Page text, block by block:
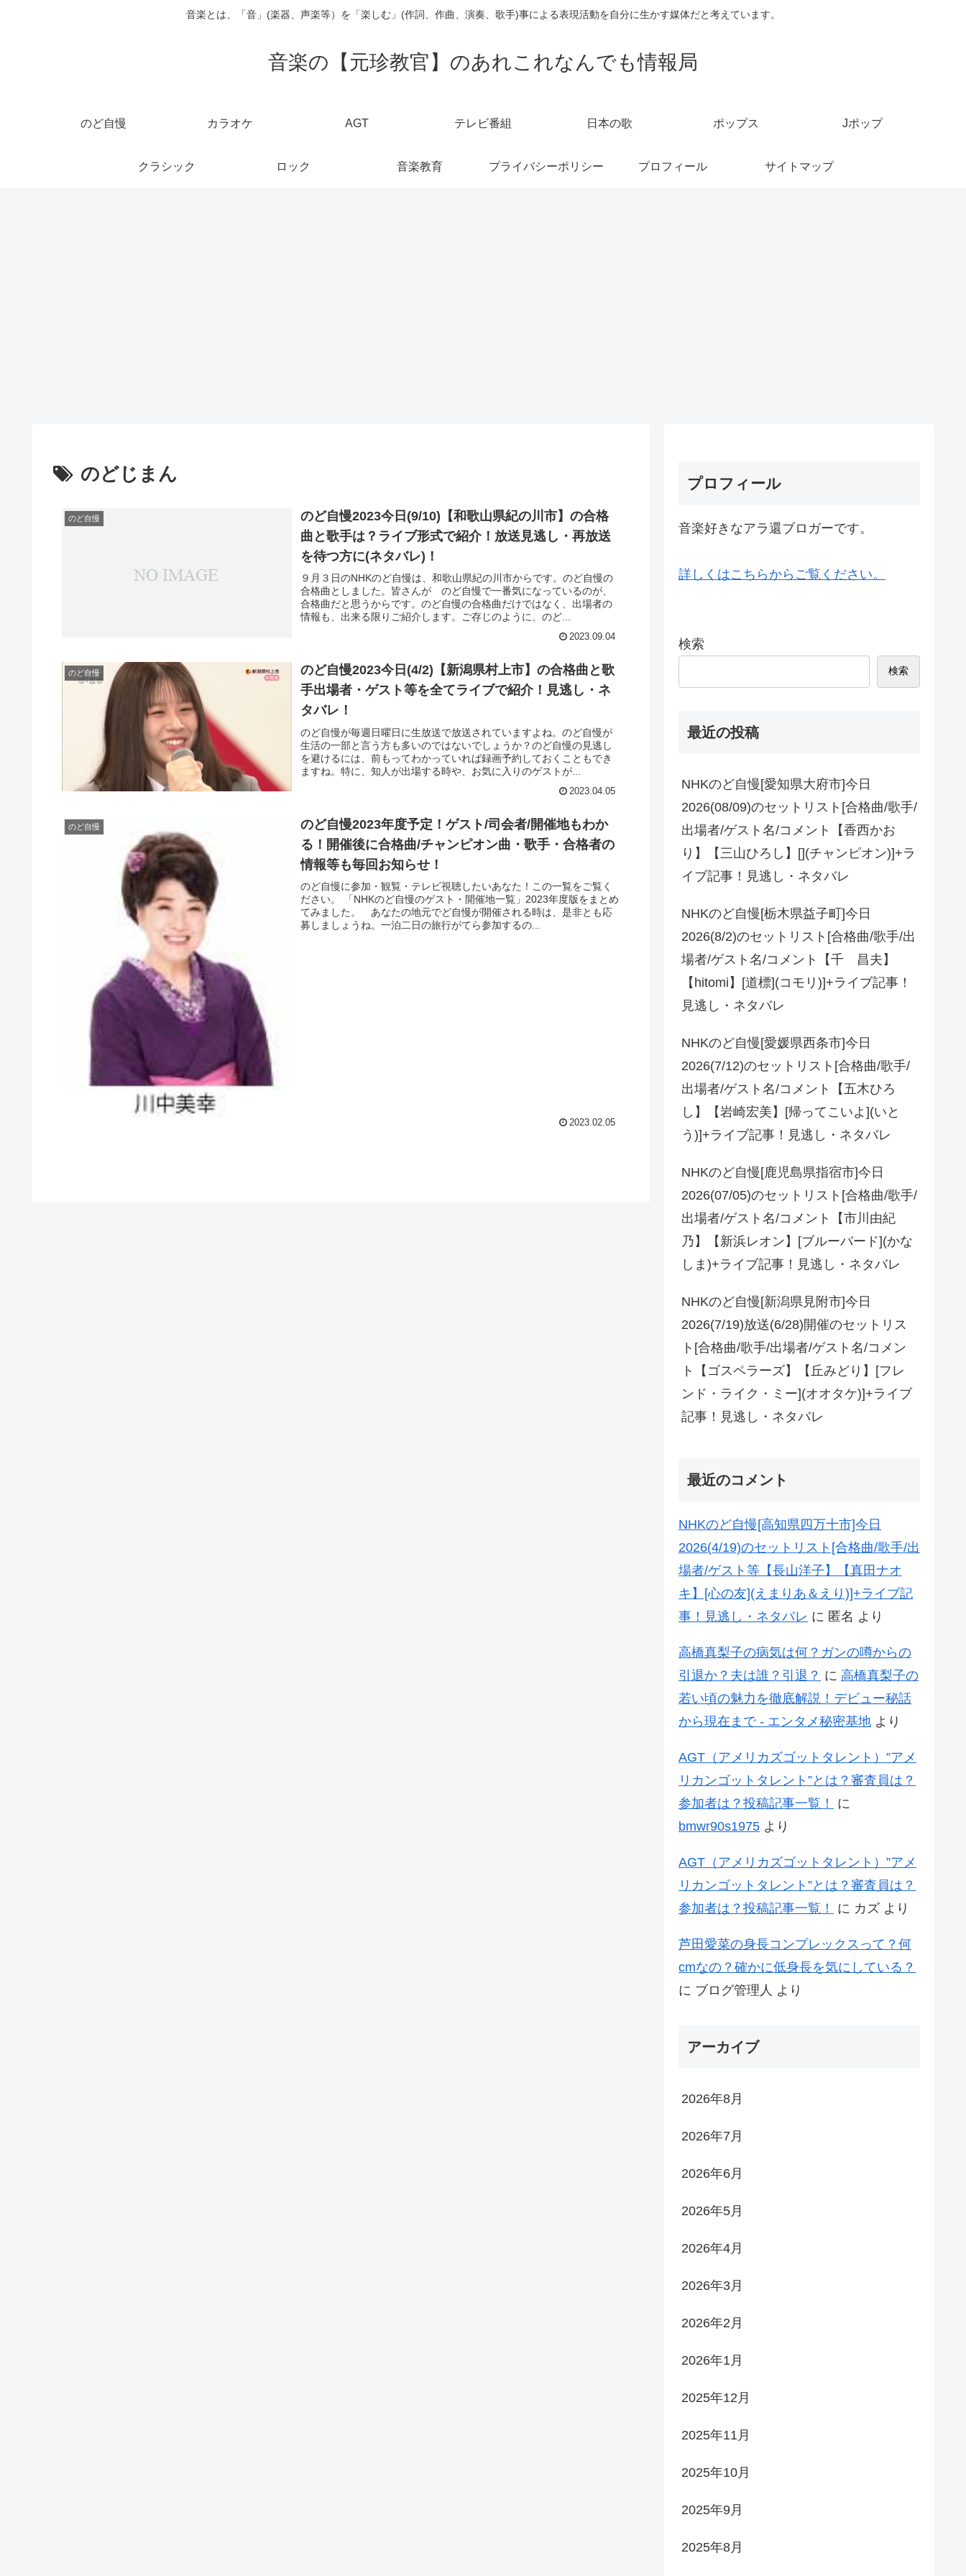
音楽とは、「音」(楽器、声楽等）を「楽しむ」(作詞、作曲、演奏、歌手)事による表現活動を自分に生かす媒体だと考えています。
音楽の【元珍教官】のあれこれなんでも情報局
のど自慢 カラオケ AGT テレビ番組 日本の歌 ポップス Jポップ
クラシック ロック 音楽教育 プライバシーポリシー プロフィール サイトマップ
のどじまん
のど自慢
のど自慢2023今日(9/10)【和歌山県紀の川市】の合格
曲と歌手は？ライブ形式で紹介！放送見逃し・再放送
を待つ方に(ネタバレ)！
９月３日のNHKのど自慢は、和歌山県紀の川市からです。のど自慢の
合格曲としました。皆さんが のど自慢で一番気になっているのが、
合格曲だと思うからです。のど自慢の合格曲だけではなく、出場者の
情報も、出来る限りご紹介します。ご存じのように、のど...
2023.09.04
のど自慢
のど自慢2023今日(4/2)【新潟県村上市】の合格曲と歌
手出場者・ゲスト等を全てライブで紹介！見逃し・ネ
タバレ！
のど自慢が毎週日曜日に生放送で放送されていますよね。のど自慢が
生活の一部と言う方も多いのではないでしょうか？のど自慢の見逃し
を避けるには、前もってわかっていれば録画予約しておくこともでき
ますね。特に、知人が出場する時や、お気に入りのゲストが...
2023.04.05
のど自慢
のど自慢2023年度予定！ゲスト/司会者/開催地もわか
る！開催後に合格曲/チャンピオン曲・歌手・合格者の
情報等も毎回お知らせ！
のど自慢に参加・観覧・テレビ視聴したいあなた！この一覧をご覧く
ださい。 「NHKのど自慢のゲスト・開催地一覧」2023年度版をまとめ
てみました。 あなたの地元でど自慢が開催される時は、是非とも応
募しましょうね。一泊二日の旅行がてら参加するの...
2023.02.05
プロフィール
音楽好きなアラ還ブロガーです。
詳しくはこちらからご覧ください。
検索
検索
最近の投稿
NHKのど自慢[愛知県大府市]今日
2026(08/09)のセットリスト[合格曲/歌手/
出場者/ゲスト名/コメント【香西かお
り】【三山ひろし】[](チャンピオン)]+ラ
イブ記事！見逃し・ネタバレ
NHKのど自慢[栃木県益子町]今日
2026(8/2)のセットリスト[合格曲/歌手/出
場者/ゲスト名/コメント【千 昌夫】
【hitomi】[道標](コモリ)]+ライブ記事！
見逃し・ネタバレ
NHKのど自慢[愛媛県西条市]今日
2026(7/12)のセットリスト[合格曲/歌手/
出場者/ゲスト名/コメント【五木ひろ
し】【岩崎宏美】[帰ってこいよ](いと
う)]+ライブ記事！見逃し・ネタバレ
NHKのど自慢[鹿児島県指宿市]今日
2026(07/05)のセットリスト[合格曲/歌手/
出場者/ゲスト名/コメント【市川由紀
乃】【新浜レオン】[ブルーバード](かな
しま)+ライブ記事！見逃し・ネタバレ
NHKのど自慢[新潟県見附市]今日
2026(7/19)放送(6/28)開催のセットリス
ト[合格曲/歌手/出場者/ゲスト名/コメン
ト【ゴスペラーズ】【丘みどり】[フレ
ンド・ライク・ミー](オオタケ)]+ライブ
記事！見逃し・ネタバレ
最近のコメント
NHKのど自慢[高知県四万十市]今日
2026(4/19)のセットリスト[合格曲/歌手/出
場者/ゲスト等【長山洋子】【真田ナオ
キ】[心の友](えまりあ＆えり)]+ライブ記
事！見逃し・ネタバレ に 匿名 より
高橋真梨子の病気は何？ガンの噂からの
引退か？夫は誰？引退？ に 高橋真梨子の
若い頃の魅力を徹底解説！デビュー秘話
から現在まで - エンタメ秘密基地 より
AGT（アメリカズゴットタレント）”アメ
リカンゴットタレント”とは？審査員は？
参加者は？投稿記事一覧！
に
bmwr90s1975 より
AGT（アメリカズゴットタレント）”アメ
リカンゴットタレント”とは？審査員は？
参加者は？投稿記事一覧！
に カズ より
芦田愛菜の身長コンプレックスって？何
cmなの？確かに低身長を気にしている？
に ブログ管理人 より
アーカイブ
2026年8月
2026年7月
2026年6月
2026年5月
2026年4月
2026年3月
2026年2月
2026年1月
2025年12月
2025年11月
2025年10月
2025年9月
2025年8月